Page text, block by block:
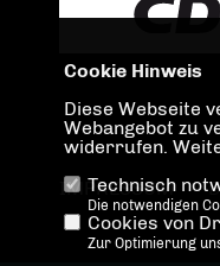
IMPRESSUM
Cookie Hinweis
Diese Webseite
Webangebot zu
widerrufen.
Technisch
Die notwendigen
Cookies von
Zur Optimierung